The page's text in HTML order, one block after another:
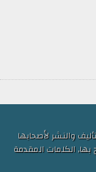
والنشر لأصحابها
الكلمات المقدمة